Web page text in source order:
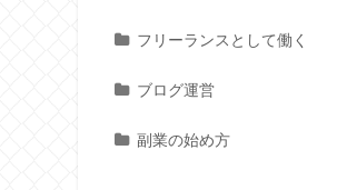
フリーランスとして働く
ブログ運営
副業の始め方